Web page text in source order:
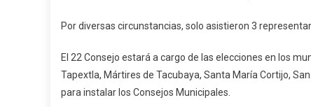
Por diversas circunstancias, solo asistieron 3
El 22 Consejo estará a cargo de las elecciones en los
Tapextla, Mártires de Tacubaya, Santa María Cortijo,
para instalar los Consejos Municipales.